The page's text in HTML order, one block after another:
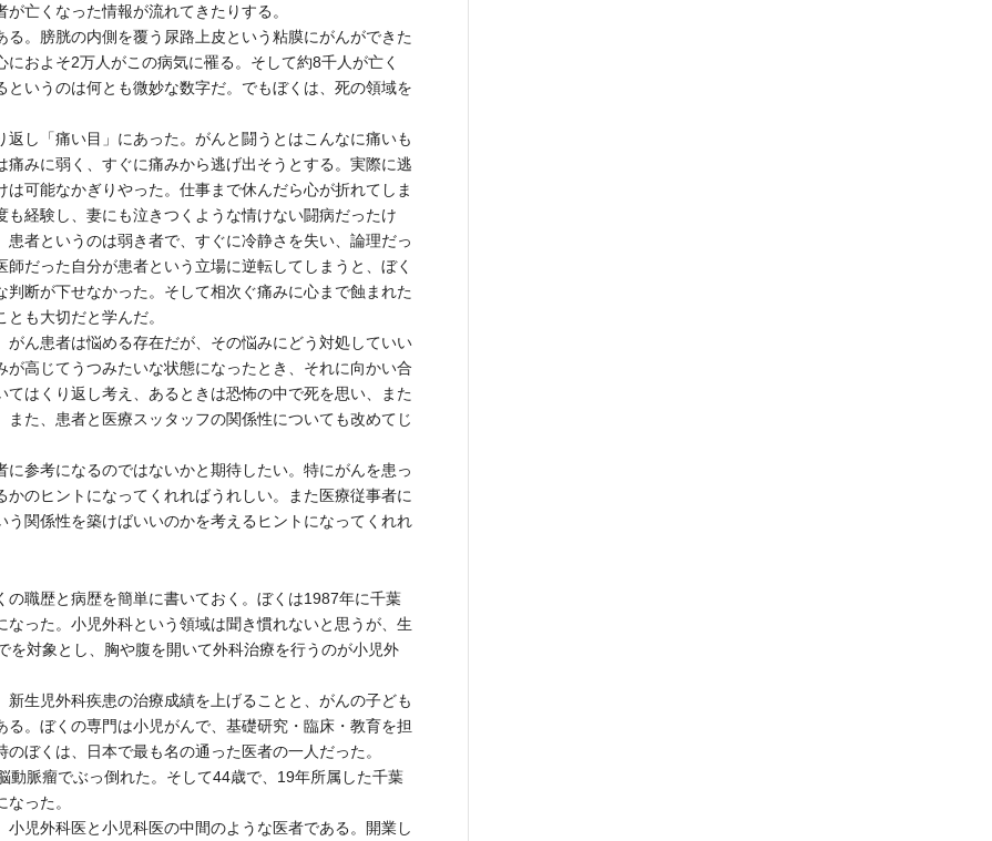
亡くなった情報が流れてきたりする。
。膀胱の内側を覆う尿路上皮という粘膜にがんができた
およそ2万人がこの病気に罹る。そして約8千人が亡く
というのは何とも微妙な数字だ。でもぼくは、死の領域を
し「痛い目」にあった。がんと闘うとはこんなに痛いも
みに弱く、すぐに痛みから逃げ出そうとする。実際に逃
可能なかぎりやった。仕事まで休んだら心が折れてしま
経験し、妻にも泣きつくような情けない闘病だったけ
患者というのは弱き者で、すぐに冷静さを失い、論理だっ
だった自分が患者という立場に逆転してしまうと、ぼく
判断が下せなかった。そして相次ぐ痛みに心まで蝕まれた
も大切だと学んだ。
ん患者は悩める存在だが、その悩みにどう対処していい
高じてうつみたいな状態になったとき、それに向かい合
てはくり返し考え、あるときは恐怖の中で死を思い、また
また、患者と医療スッタッフの関係性についても改めてじ
参考になるのではないかと期待したい。特にがんを患っ
かのヒントになってくれればうれしい。また医療従事者に
う関係性を築けばいいのかを考えるヒントになってくれれ
職歴と病歴を簡単に書いておく。ぼくは1987年に千葉
なった。小児外科という領域は聞き慣れないと思うが、生
を対象とし、胸や腹を開いて外科治療を行うのが小児外
生児外科疾患の治療成績を上げることと、がんの子ども
。ぼくの専門は小児がんで、基礎研究・臨床・教育を担
ぼくは、日本で最も名の通った医者の一人だった。
脈瘤でぶっ倒れた。そして44歳で、19年所属した千葉
った。
児外科医と小児科医の中間のような医者である。開業し